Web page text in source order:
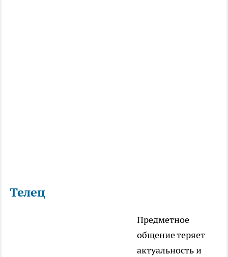
Телец
Предметное
общение теряет
актуальность и